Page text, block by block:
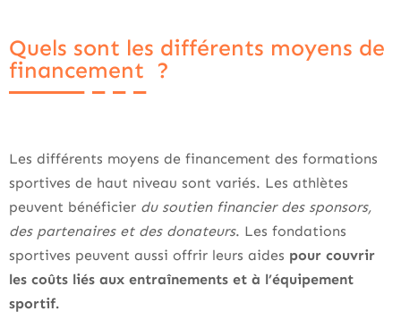
Quels sont les différents moyens de
financement ?
Les différents moyens de financement des formations
sportives de haut niveau sont variés. Les athlètes
peuvent bénéficier du soutien financier des sponsors,
des partenaires et des donateurs. Les fondations
sportives peuvent aussi offrir leurs aides pour couvrir
les coûts liés aux entraînements et à l’équipement
sportif.